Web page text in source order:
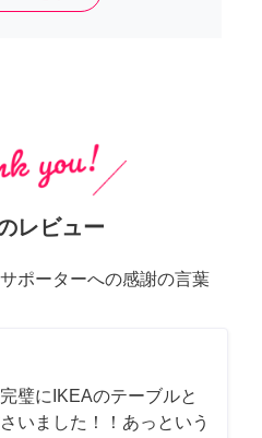
レビュー
ポーターへの感謝の言葉
璧にIKEAのテーブルと
いました！！あっという